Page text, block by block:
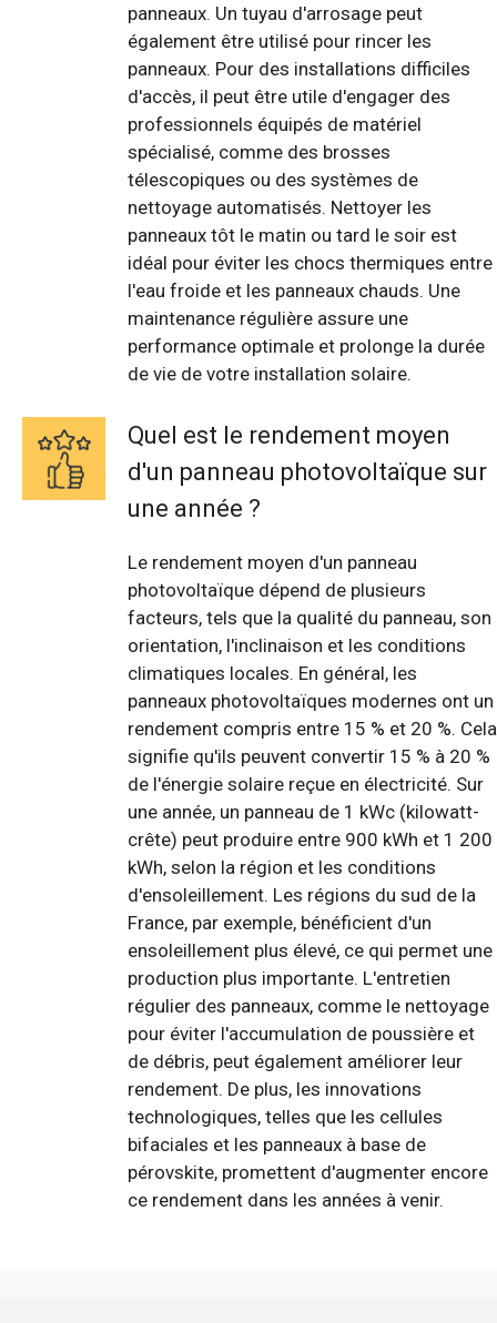
panneaux. Un tuyau d'arrosage peut
également être utilisé pour rincer les
panneaux. Pour des installations difficiles
d'accès, il peut être utile d'engager des
professionnels équipés de matériel
spécialisé, comme des brosses
télescopiques ou des systèmes de
nettoyage automatisés. Nettoyer les
panneaux tôt le matin ou tard le soir est
idéal pour éviter les chocs thermiques entre
l'eau froide et les panneaux chauds. Une
maintenance régulière assure une
performance optimale et prolonge la durée
de vie de votre installation solaire.
Quel est le rendement moyen
d'un panneau photovoltaïque sur
une année ?
Le rendement moyen d'un panneau
photovoltaïque dépend de plusieurs
facteurs, tels que la qualité du panneau, son
orientation, l'inclinaison et les conditions
climatiques locales. En général, les
panneaux photovoltaïques modernes ont un
rendement compris entre 15 % et 20 %. Cela
signifie qu'ils peuvent convertir 15 % à 20 %
de l'énergie solaire reçue en électricité. Sur
une année, un panneau de 1 kWc (kilowatt-
crête) peut produire entre 900 kWh et 1 200
kWh, selon la région et les conditions
d'ensoleillement. Les régions du sud de la
France, par exemple, bénéficient d'un
ensoleillement plus élevé, ce qui permet une
production plus importante. L'entretien
régulier des panneaux, comme le nettoyage
pour éviter l'accumulation de poussière et
de débris, peut également améliorer leur
rendement. De plus, les innovations
technologiques, telles que les cellules
bifaciales et les panneaux à base de
pérovskite, promettent d'augmenter encore
ce rendement dans les années à venir.